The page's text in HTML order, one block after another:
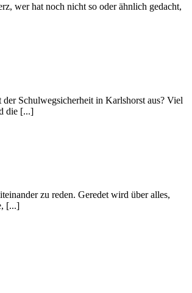
wer hat noch nicht so oder ähnlich gedacht,
Schulwegsicherheit in Karlshorst aus? Viel
die [...]
zu reden. Geredet wird über alles,
[...]